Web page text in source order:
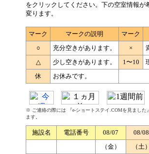
をクリックしてください。下の空室情報が
変ります。
マーク マークの説明
マーク
○
充分空きがあります。 ×
△
少し空きがあります。 1〜10
休
お休みです。
※ ご連絡の際には 『e-ショートステイ.COMを見まし
ます。
施設名 電話番号 08/07
08/08
（金）
（土